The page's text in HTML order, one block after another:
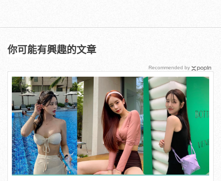
你可能有興趣的文章
Recommended by